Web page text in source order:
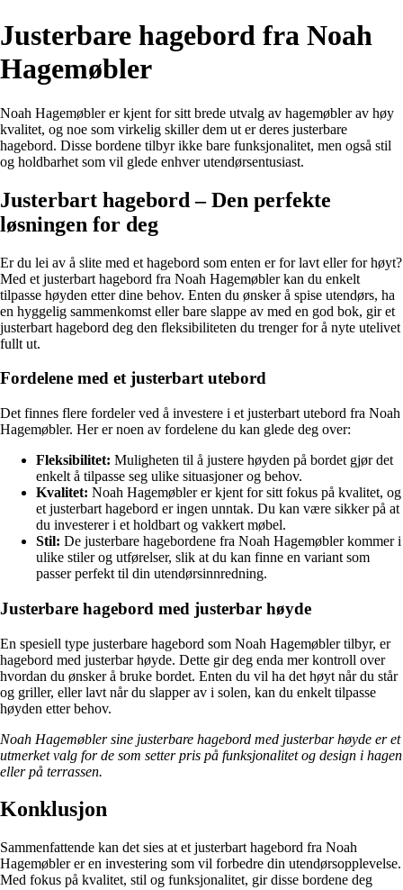
Justerbare hagebord fra Noah
Hagemøbler
Noah Hagemøbler er kjent for sitt brede utvalg av hagemøbler av høy
kvalitet, og noe som virkelig skiller dem ut er deres justerbare
hagebord. Disse bordene tilbyr ikke bare funksjonalitet, men også stil
og holdbarhet som vil glede enhver utendørsentusiast.
Justerbart hagebord – Den perfekte
løsningen for deg
Er du lei av å slite med et hagebord som enten er for lavt eller for høyt?
Med et justerbart hagebord fra Noah Hagemøbler kan du enkelt
tilpasse høyden etter dine behov. Enten du ønsker å spise utendørs, ha
en hyggelig sammenkomst eller bare slappe av med en god bok, gir et
justerbart hagebord deg den fleksibiliteten du trenger for å nyte utelivet
fullt ut.
Fordelene med et justerbart utebord
Det finnes flere fordeler ved å investere i et justerbart utebord fra Noah
Hagemøbler. Her er noen av fordelene du kan glede deg over:
Fleksibilitet: Muligheten til å justere høyden på bordet gjør det
enkelt å tilpasse seg ulike situasjoner og behov.
Kvalitet: Noah Hagemøbler er kjent for sitt fokus på kvalitet, og
et justerbart hagebord er ingen unntak. Du kan være sikker på at
du investerer i et holdbart og vakkert møbel.
Stil: De justerbare hagebordene fra Noah Hagemøbler kommer i
ulike stiler og utførelser, slik at du kan finne en variant som
passer perfekt til din utendørsinnredning.
Justerbare hagebord med justerbar høyde
En spesiell type justerbare hagebord som Noah Hagemøbler tilbyr, er
hagebord med justerbar høyde. Dette gir deg enda mer kontroll over
hvordan du ønsker å bruke bordet. Enten du vil ha det høyt når du står
og griller, eller lavt når du slapper av i solen, kan du enkelt tilpasse
høyden etter behov.
Noah Hagemøbler sine justerbare hagebord med justerbar høyde er et
utmerket valg for de som setter pris på funksjonalitet og design i hagen
eller på terrassen.
Konklusjon
Sammenfattende kan det sies at et justerbart hagebord fra Noah
Hagemøbler er en investering som vil forbedre din utendørsopplevelse.
Med fokus på kvalitet, stil og funksjonalitet, gir disse bordene deg